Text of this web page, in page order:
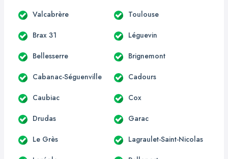
Valcabrère Toulouse
Brax 31 Léguevin
Bellesserre Brignemont
Cabanac-Séguenville Cadours
Caubiac Cox
Drudas Garac
Le Grès Lagraulet-Saint-Nicolas